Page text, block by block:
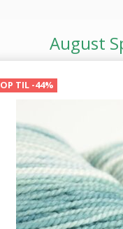
August
OP TIL -44%